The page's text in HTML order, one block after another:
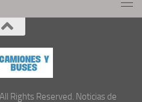
Rights Reserved. Noticias de